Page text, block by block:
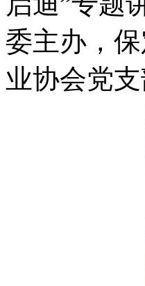
委主办，
业协会党支